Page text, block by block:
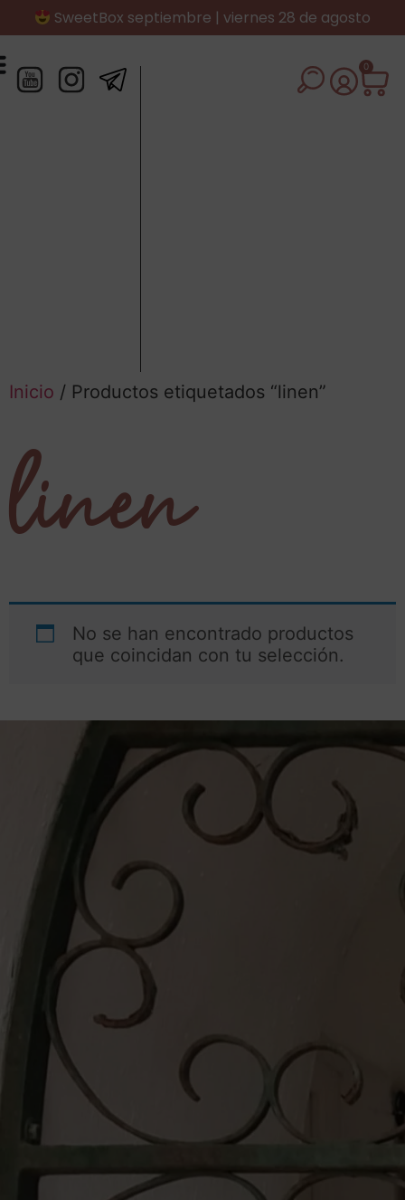
SweetBox septiembre | viernes 28 de agosto
0
Inicio / Productos etiquetados “linen”
linen
No se han encontrado productos
que coincidan con tu selección.